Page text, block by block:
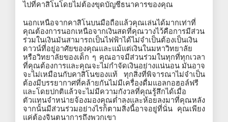
ไปที่คาสิโนโดยไม่ต้องขุดบัญชีธนาคารของคุณ
นอกเหนือจากคาสิโนบนมือถือแล้วคุณเล่นได้มากเท่าที่
คุณต้องการนอกเหนือจากเงินสดที่คุณวางไว้คือการมีส่วน
ร่วมในเงินมันสามารถเป็นไฟฟ้าได้ไม่จำเป็นต้องเป็นเงิน
ดาวน์ที่อยู่อาศัยของคุณและแม้แต่เงินในมหาวิทยาลัย
หรือวิทยาลัยของเด็ก ๆ คุณอาจมีส่วนร่วมในทุกที่ทุกเวลา
ที่คุณต้องการและคุณจะไม่กำจัดเงินอย่างแน่นอน มันอาจ
จะไม่เหมือนกับคาสิโนของแท้
ทุกสิ่งที่พิจารณาไม่จำเป็น
ต้องมีบรรยากาศที่คล้ายกันไม่มีเครื่องดื่มแอลกอฮอล์ฟรี
และโดยปกติแล้วจะไม่มีความกังวลที่คุณรู้สึกได้เมื่อ
ตัวแทนจำหน่ายจ้องมองคุณต่ำลงและห้อยลงมาที่คุณหลัง
จากนั้นมีส่วนร่วมอย่างไรก็ตามสิ่งนี้อาจอยู่ที่นั่น
คุณเพียง
แค่ต้องจินตนาการถึงพวกเขา